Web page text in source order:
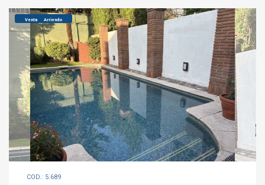
Venta Arriendo
COD.: 5.689